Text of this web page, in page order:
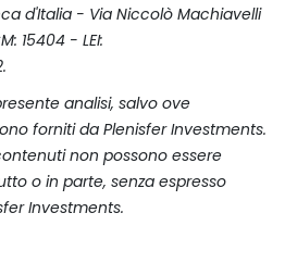
d'Italia - Via Niccolò Machiavelli
15404 - LEI:
analisi, salvo ove
forniti da Plenisfer Investments.
non possono essere
o in parte, senza espresso
Investments.